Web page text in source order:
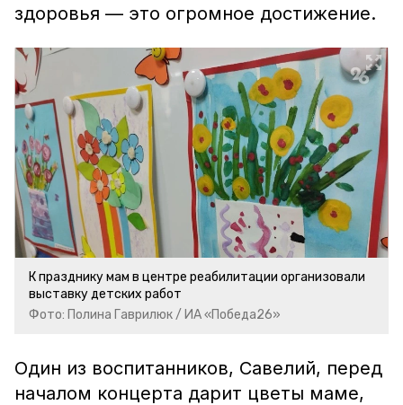
здоровья — это огромное достижение.
К празднику мам в центре реабилитации организовали
выставку детских работ
Фото: Полина Гаврилюк / ИА «Победа26»
Один из воспитанников, Савелий, перед
началом концерта дарит цветы маме,